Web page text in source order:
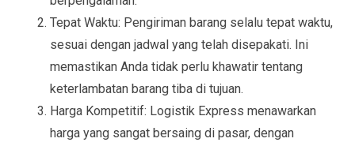
Tepat Waktu: Pengiriman barang selalu tepat waktu,
sesuai dengan jadwal yang telah disepakati. Ini
memastikan Anda tidak perlu khawatir tentang
keterlambatan barang tiba di tujuan.
Harga Kompetitif: Logistik Express menawarkan
harga yang sangat bersaing di pasar, dengan